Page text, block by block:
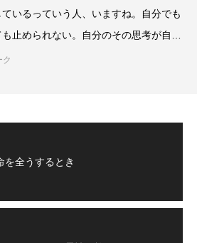
いるっていう人、いますね。自分でも
止められない。自分のその思考が自分
ク
を全うするとき